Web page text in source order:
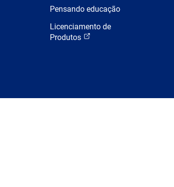
Pensando educação
Licenciamento de
Produtos